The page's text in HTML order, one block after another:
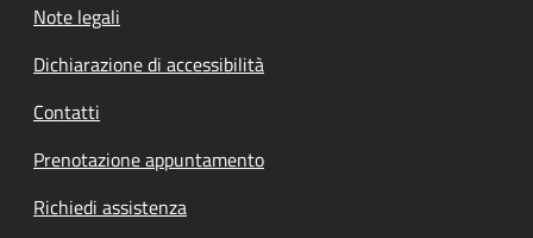
Note legali
Dichiarazione di accessibilità
Contatti
Prenotazione appuntamento
Richiedi assistenza